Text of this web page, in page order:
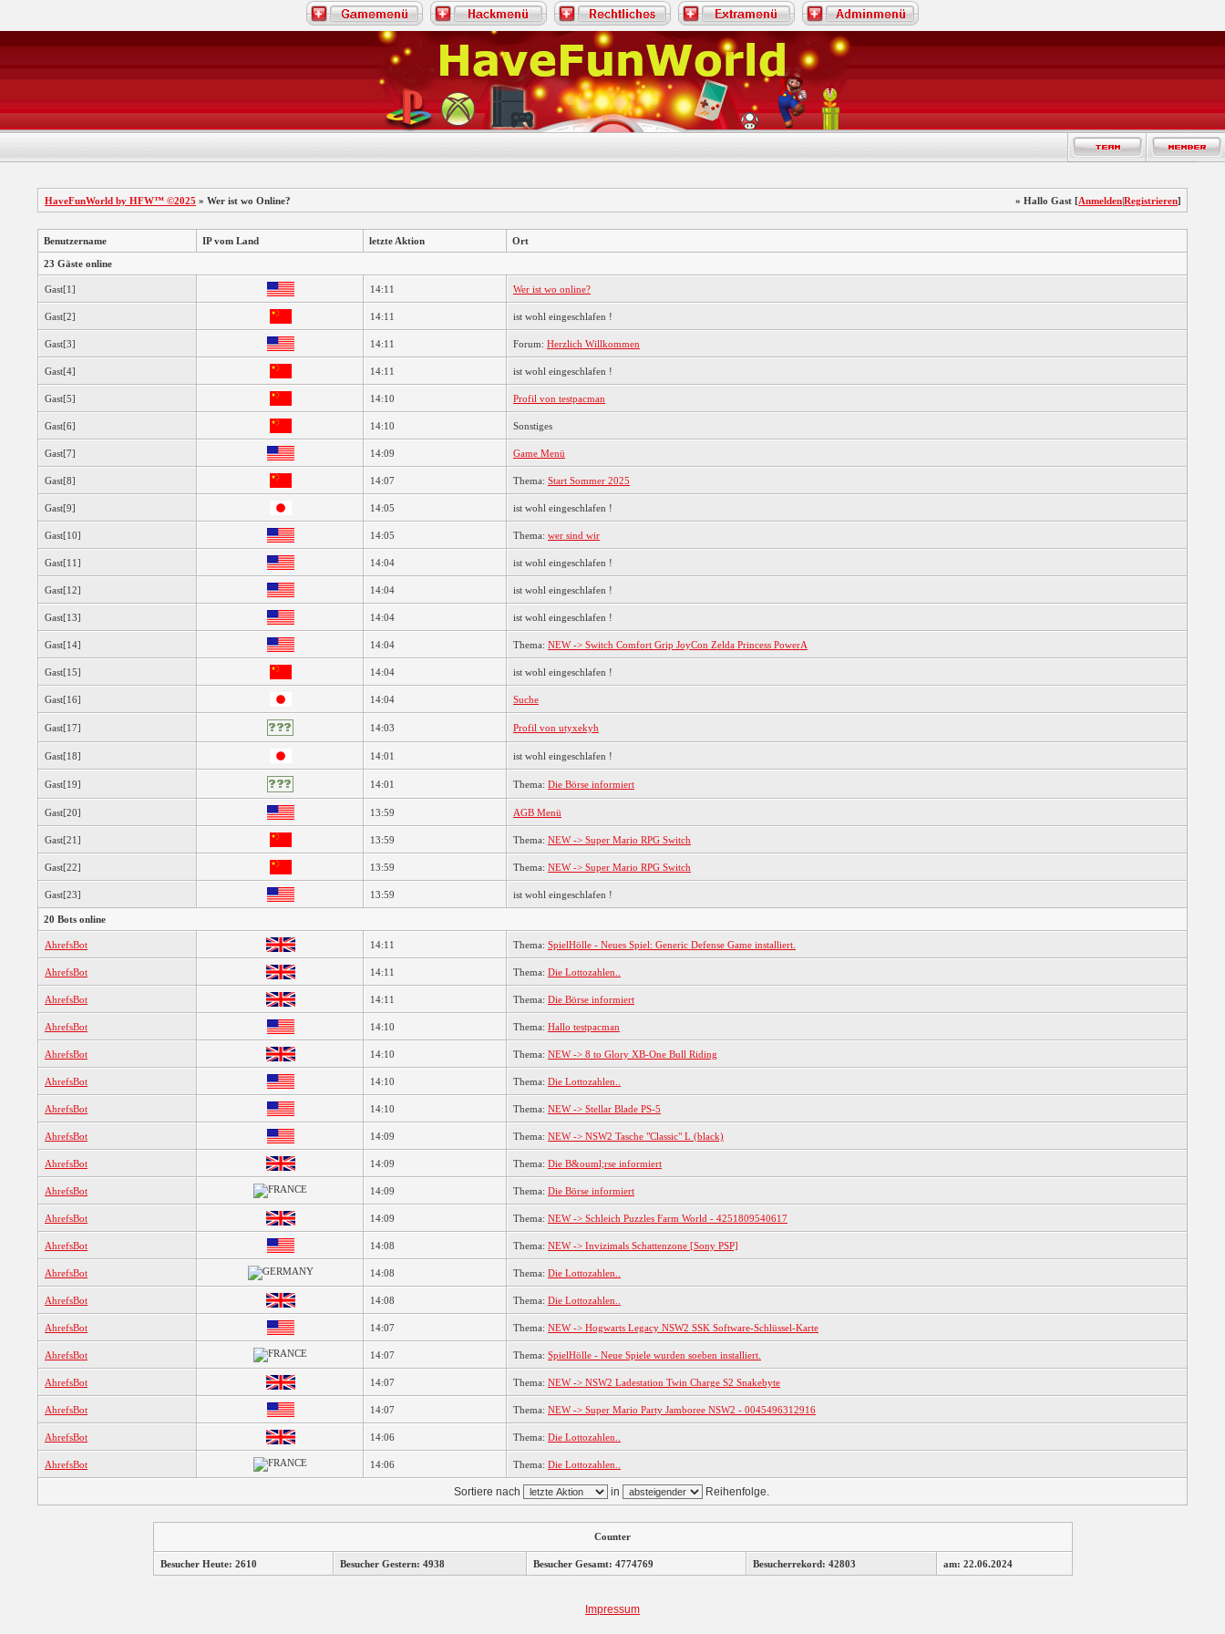
HaveFunWorld by HFW™ ©2025 » Wer ist wo Online? » Hallo Gast [Anmelden|Registrieren]
Benutzername IP vom Land letzte Aktion Ort
23 Gäste online
Gast[1] 14:11 Wer ist wo online?
Gast[2] 14:11 ist wohl eingeschlafen !
Gast[3] 14:11 Forum: Herzlich Willkommen
Gast[4] 14:11 ist wohl eingeschlafen !
Gast[5] 14:10 Profil von testpacman
Gast[6] 14:10 Sonstiges
Gast[7] 14:09 Game Menü
Gast[8] 14:07 Thema: Start Sommer 2025
Gast[9] 14:05 ist wohl eingeschlafen !
Gast[10] 14:05 Thema: wer sind wir
Gast[11] 14:04 ist wohl eingeschlafen !
Gast[12] 14:04 ist wohl eingeschlafen !
Gast[13] 14:04 ist wohl eingeschlafen !
Gast[14] 14:04 Thema: NEW -> Switch Comfort Grip JoyCon Zelda Princess PowerA
Gast[15] 14:04 ist wohl eingeschlafen !
Gast[16] 14:04 Suche
Gast[17] 14:03 Profil von utyxekyh
Gast[18] 14:01 ist wohl eingeschlafen !
Gast[19] 14:01 Thema: Die Börse informiert
Gast[20] 13:59 AGB Menü
Gast[21] 13:59 Thema: NEW -> Super Mario RPG Switch
Gast[22] 13:59 Thema: NEW -> Super Mario RPG Switch
Gast[23] 13:59 ist wohl eingeschlafen !
20 Bots online
AhrefsBot 14:11 Thema: SpielHölle - Neues Spiel: Generic Defense Game installiert.
AhrefsBot 14:11 Thema: Die Lottozahlen..
AhrefsBot 14:11 Thema: Die Börse informiert
AhrefsBot 14:10 Thema: Hallo testpacman
AhrefsBot 14:10 Thema: NEW -> 8 to Glory XB-One Bull Riding
AhrefsBot 14:10 Thema: Die Lottozahlen..
AhrefsBot 14:10 Thema: NEW -> Stellar Blade PS-5
AhrefsBot 14:09 Thema: NEW -> NSW2 Tasche "Classic" L (black)
AhrefsBot 14:09 Thema: Die B&ouml;rse informiert
AhrefsBot 14:09 Thema: Die Börse informiert
AhrefsBot 14:09 Thema: NEW -> Schleich Puzzles Farm World - 4251809540617
AhrefsBot 14:08 Thema: NEW -> Invizimals Schattenzone [Sony PSP]
AhrefsBot 14:08 Thema: Die Lottozahlen..
AhrefsBot 14:08 Thema: Die Lottozahlen..
AhrefsBot 14:07 Thema: NEW -> Hogwarts Legacy NSW2 SSK Software-Schlüssel-Karte
AhrefsBot 14:07 Thema: SpielHölle - Neue Spiele wurden soeben installiert.
AhrefsBot 14:07 Thema: NEW -> NSW2 Ladestation Twin Charge S2 Snakebyte
AhrefsBot 14:07 Thema: NEW -> Super Mario Party Jamboree NSW2 - 0045496312916
AhrefsBot 14:06 Thema: Die Lottozahlen..
AhrefsBot 14:06 Thema: Die Lottozahlen..
Sortiere nach in Reihenfolge.
Counter
Besucher Heute: 2610 Besucher Gestern: 4938 Besucher Gesamt: 4774769 Besucherrekord: 42803 am: 22.06.2024
Impressum